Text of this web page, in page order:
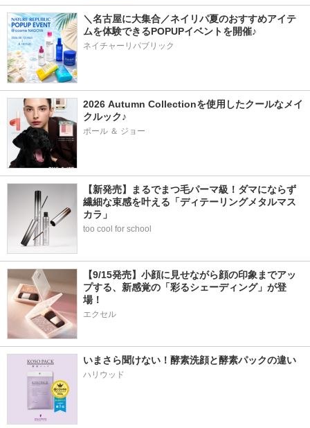
＼名古屋に大集合／ネイリパ夏のおすすめアイテ
ムを体験できるPOPUPイベントを開催♪
ネイチャーリパブリック
2026 Autumn Collectionを使用したクールなメイ
クルック♪
ポール ＆ ジョー
【新発売】まるでまつ毛パーマ級！ダマにならず
繊細な束感を叶える「ディテーリングメタルマス
カラ」
too cool for school
【9/15発売】小顔に見せながら顔の印象までアッ
プする、新感覚の「彩るシェーディング」が登
場！
エクセル
いまさら聞けない！酵素洗顔と酵素パックの違い
ハリウッド